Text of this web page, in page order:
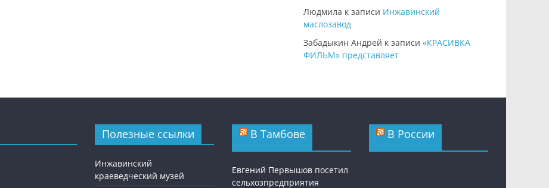
Людмила к записи Инжавинский
маслозавод
Забадыкин Андрей к записи «КРАСИВКА
ФИЛЬМ» представляет
Полезные ссылки
Инжавинский
краеведческий музей
В Тамбове
Евгений Первышов посетил
сельхозпредприятия
В России